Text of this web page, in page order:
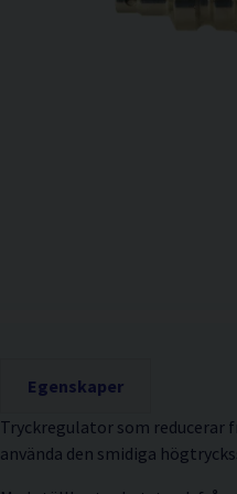
Egenskaper
Tryckregulator som reducerar
använda den smidiga